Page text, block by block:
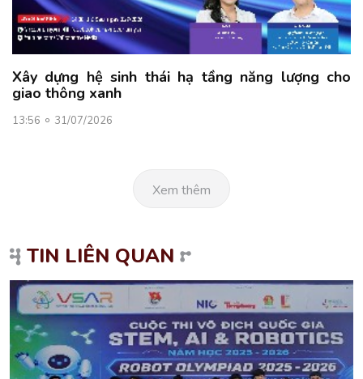
Xây dựng hệ sinh thái hạ tầng năng lượng cho
giao thông xanh
13:56 31/07/2026
Xem thêm
TIN LIÊN QUAN